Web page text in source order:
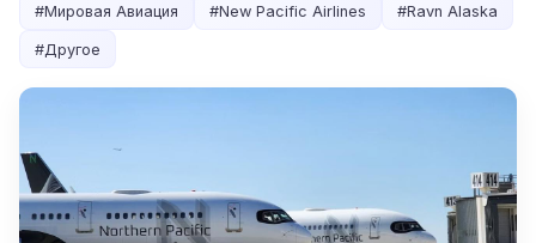
#Мировая Авиация #New Pacific Airlines #Ravn Alaska
#Другое